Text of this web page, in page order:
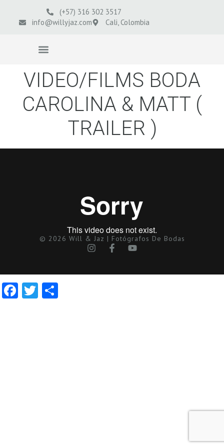
(+57) 316 302 3517
info@willyjaz.com
Cali, Colombia
VIDEO/FILMS BODA
CAROLINA & MATT (
TRAILER )
Facebook
Twitter
© 2026 Will & Jaz | Fotógrafos De Bodas